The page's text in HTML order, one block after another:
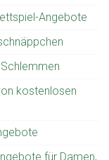
Angebote
kostenlosen
für Damen,